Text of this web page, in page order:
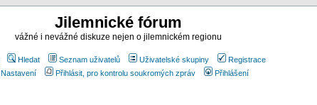
Jilemnické fórum
vážné i nevážné diskuze nejen o jilemnickém regionu
Hledat Seznam uživatelů Uživatelské skupiny
Registrace
Nastavení
Přihlásit, pro kontrolu soukromých zpráv Přihlášení